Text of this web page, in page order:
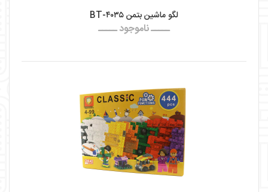
لگو ماشین بتمن BT-۴۰۳۵
ـــــ ناموجود ـــــ